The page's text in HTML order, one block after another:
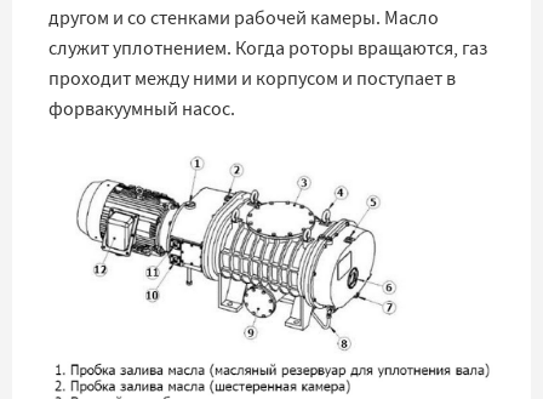
другом и со стенками рабочей камеры. Масло
служит уплотнением. Когда роторы вращаются, газ
проходит между ними и корпусом и поступает в
форвакуумный насос.